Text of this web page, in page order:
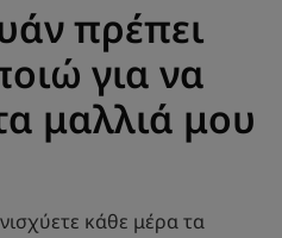
πρέπει
για να
μαλλιά μου
κάθε μέρα τα